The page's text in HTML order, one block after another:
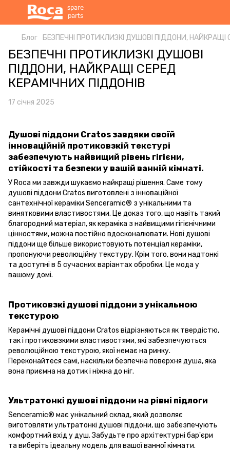
Блог БЕЗПЕЧНІ ПРОТИКЛИЗКІ ДУШОВІ ПІДДОНИ, НАЙКРАЩІ
БЕЗПЕЧНІ ПРОТИКЛИЗКІ ДУШОВІ
ПІДДОНИ, НАЙКРАЩІ СЕРЕД
КЕРАМІЧНИХ ПІДДОНІВ
17 січня 2025
Душові піддони Cratos завдяки своїй
інноваційній протиковзкій текстурі
забезпечують найвищий рівень гігієни,
стійкості та безпеки у вашій ванній кімнаті.
У Roca ми завжди шукаємо найкращі рішення. Саме тому
душові піддони Cratos виготовлені з інноваційної
сантехнічної кераміки Senceramic® з унікальними та
винятковими властивостями. Це доказ того, що навіть такий
благородний матеріал, як кераміка з найвищими гігієнічними
цінностями, можна постійно вдосконалювати. Нові душові
піддони ще більше використовують потенціал кераміки,
пропонуючи революційну текстуру. Крім того, вони надтонкі
та доступні в 5 сучасних варіантах обробки. Це мода у
вашому домі.
Протиковзкі душові піддони з унікальною
текстурою
Керамічні душові піддони Cratos відрізняються як твердістю,
так і протиковзкими властивостями, які забезпечуються
революційною текстурою, якої немає на ринку.
Переконайтеся самі, наскільки безпечна поверхня душа, яка
вона приємна на дотик і ніжна до ніг.
Ультратонкі душові піддони на рівні підлоги
Senceramic® має унікальний склад, який дозволяє
виготовляти ультратонкі душові піддони, що забезпечують
комфортний вхід у душ. Забудьте про архітектурні бар'єри
та виберіть ідеальну модель для вашої ванної кімнати.